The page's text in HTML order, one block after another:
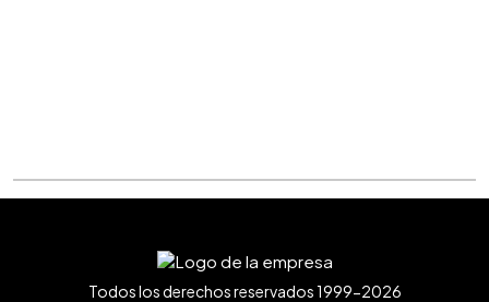
Todos los derechos reservados 1999-2026